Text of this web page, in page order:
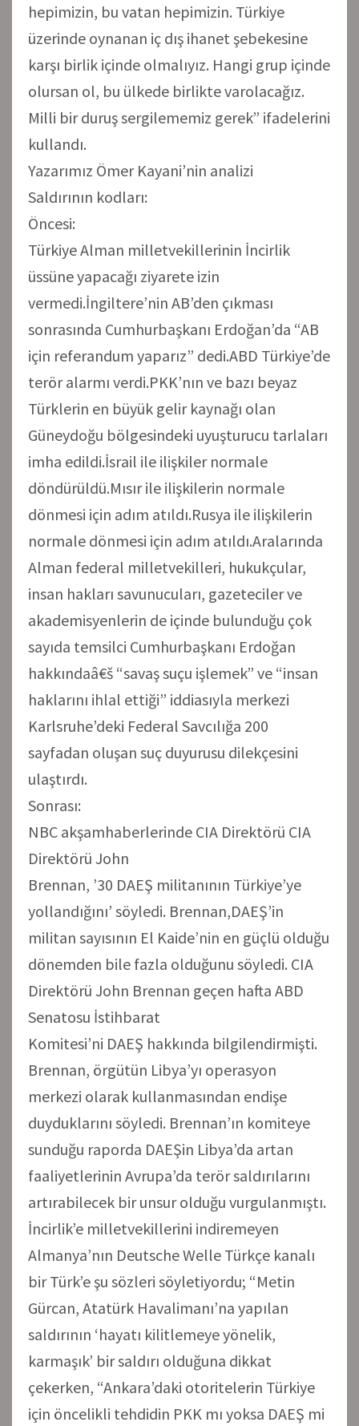
hepimizin, bu vatan hepimizin. Türkiye
üzerinde oynanan iç dış ihanet şebekesine
karşı birlik içinde olmalıyız. Hangi grup içinde
olursan ol, bu ülkede birlikte varolacağız.
Milli bir duruş sergilememiz gerek” ifadelerini
kullandı.
Yazarımız Ömer Kayani’nin analizi
Saldırının kodları:
Öncesi:
Türkiye Alman milletvekillerinin İncirlik
üssüne yapacağı ziyarete izin
vermedi.İngiltere’nin AB’den çıkması
sonrasında Cumhurbaşkanı Erdoğan’da “AB
için referandum yaparız” dedi.ABD Türkiye’de
terör alarmı verdi.PKK’nın ve bazı beyaz
Türklerin en büyük gelir kaynağı olan
Güneydoğu bölgesindeki uyuşturucu tarlaları
imha edildi.İsrail ile ilişkiler normale
döndürüldü.Mısır ile ilişkilerin normale
dönmesi için adım atıldı.Rusya ile ilişkilerin
normale dönmesi için adım atıldı.Aralarında
Alman federal milletvekilleri, hukukçular,
insan hakları savunucuları, gazeteciler ve
akademisyenlerin de içinde bulunduğu çok
sayıda temsilci Cumhurbaşkanı Erdoğan
hakkındaâ€š “savaş suçu işlemek” ve “insan
haklarını ihlal ettiği” iddiasıyla merkezi
Karlsruhe’deki Federal Savcılığa 200
sayfadan oluşan suç duyurusu dilekçesini
ulaştırdı.
Sonrası:
NBC akşamhaberlerinde CIA Direktörü CIA
Direktörü John
Brennan, ’30 DAEŞ militanının Türkiye’ye
yollandığını’ söyledi. Brennan,DAEŞ’in
militan sayısının El Kaide’nin en güçlü olduğu
dönemden bile fazla olduğunu söyledi. CIA
Direktörü John Brennan geçen hafta ABD
Senatosu İstihbarat
Komitesi’ni DAEŞ hakkında bilgilendirmişti.
Brennan, örgütün Libya’yı operasyon
merkezi olarak kullanmasından endişe
duyduklarını söyledi. Brennan’ın komiteye
sunduğu raporda DAEŞin Libya’da artan
faaliyetlerinin Avrupa’da terör saldırılarını
artırabilecek bir unsur olduğu vurgulanmıştı.
İncirlik’e milletvekillerini indiremeyen
Almanya’nın Deutsche Welle Türkçe kanalı
bir Türk’e şu sözleri söyletiyordu; “Metin
Gürcan, Atatürk Havalimanı’na yapılan
saldırının ‘hayatı kilitlemeye yönelik,
karmaşık’ bir saldırı olduğuna dikkat
çekerken, “Ankara’daki otoritelerin Türkiye
için öncelikli tehdidin PKK mı yoksa DAEŞ mi